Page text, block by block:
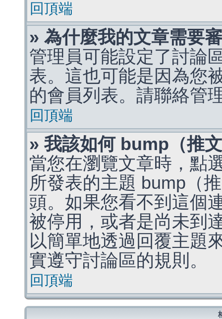
回頂端
» 為什麼我的文章需要
管理員可能設定了討論
表。這也可能是因為您
的會員列表。請聯絡管
回頂端
» 我該如何 bump（推
當您在瀏覽文章時，點
所發表的主題 bump（
頭。如果您看不到這個
被停用，或者是尚未到
以簡單地透過回覆主題
實遵守討論區的規則。
回頂端